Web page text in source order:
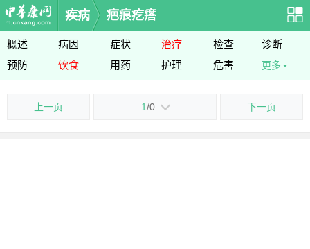
疾病 疤痕疙瘩
概述 病因 症状 治疗 检查
诊断
预防
饮食 用药 护理 危害 更多
上一页 1/0 下一页